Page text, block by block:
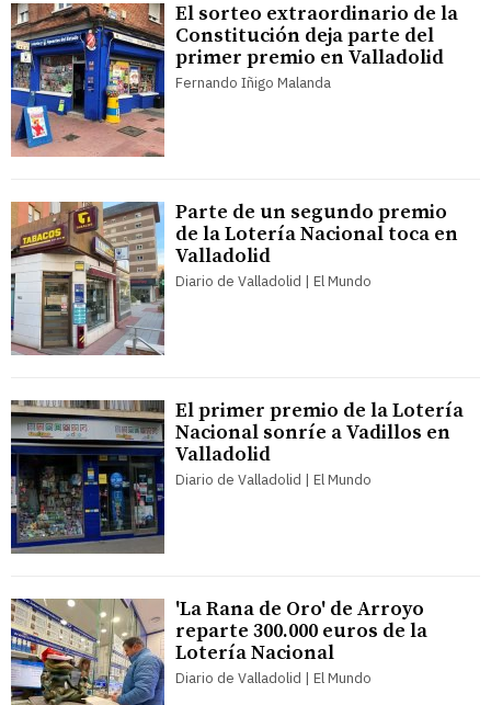
El sorteo extraordinario de la
Constitución deja parte del
primer premio en Valladolid
Fernando Iñigo Malanda
Parte de un segundo premio
de la Lotería Nacional toca en
Valladolid
Diario de Valladolid | El Mundo
El primer premio de la Lotería
Nacional sonríe a Vadillos en
Valladolid
Diario de Valladolid | El Mundo
'La Rana de Oro' de Arroyo
reparte 300.000 euros de la
Lotería Nacional
Diario de Valladolid | El Mundo